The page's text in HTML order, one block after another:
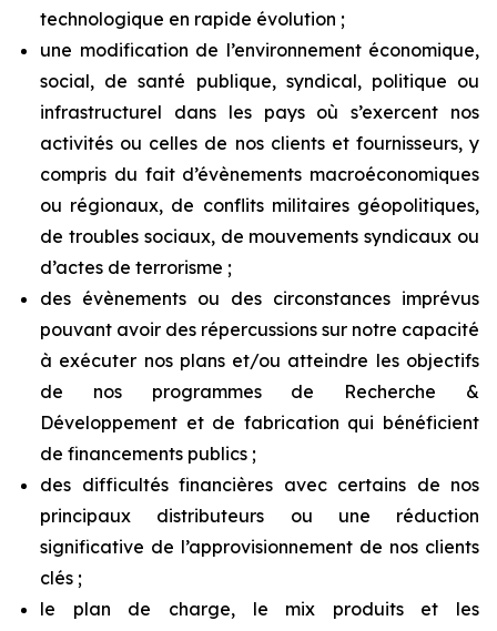
technologique en rapide évolution ;
une modification de l’environnement économique,
social, de santé publique, syndical, politique ou
infrastructurel dans les pays où s’exercent nos
activités ou celles de nos clients et fournisseurs, y
compris du fait d’évènements macroéconomiques
ou régionaux, de conflits militaires géopolitiques,
de troubles sociaux, de mouvements syndicaux ou
d’actes de terrorisme ;
des évènements ou des circonstances imprévus
pouvant avoir des répercussions sur notre capacité
à exécuter nos plans et/ou atteindre les objectifs
de nos programmes de Recherche &
Développement et de fabrication qui bénéficient
de financements publics ;
des difficultés financières avec certains de nos
principaux distributeurs ou une réduction
significative de l’approvisionnement de nos clients
clés ;
le plan de charge, le mix produits et les